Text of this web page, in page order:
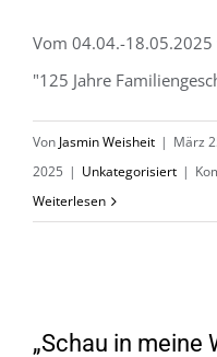
Vom 04.04.-
"125 Jahre
Von Jasmin Weisheit | März
2025 | Unkategorisiert |
Weiterlesen
„Schau in meine